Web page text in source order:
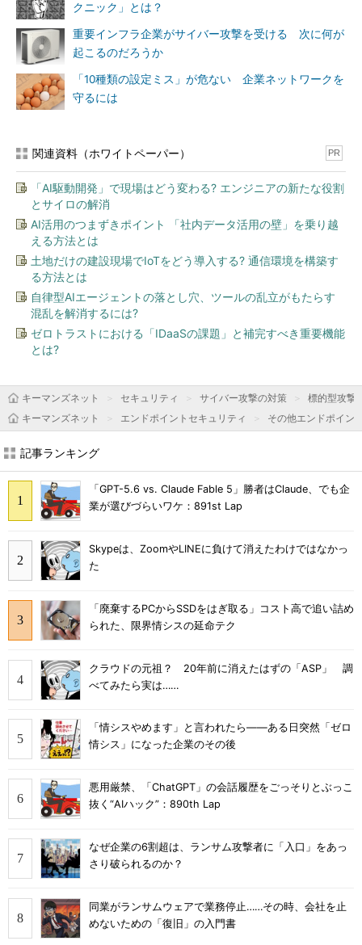
クニック」とは？
重要インフラ企業がサイバー攻撃を受ける 次に何が
起こるのだろうか
「10種類の設定ミス」が危ない 企業ネットワークを
守るには
関連資料（ホワイトペーパー） PR
「AI駆動開発」で現場はどう変わる? エンジニアの新たな役割
とサイロの解消
AI活用のつまずきポイント 「社内データ活用の壁」を乗り越
える方法とは
土地だけの建設現場でIoTをどう導入する? 通信環境を構築す
る方法とは
自律型AIエージェントの落とし穴、ツールの乱立がもたらす
混乱を解消するには?
ゼロトラストにおける「IDaaSの課題」と補完すべき重要機能
とは?
キーマンズネット セキュリティ サイバー攻撃の対策
標的型攻撃
キーマンズネット
エンドポイントセキュリティ その他エンドポイン
記事ランキング
「GPT-5.6 vs. Claude Fable 5」勝者はClaude、でも企
業が選びづらいワケ：891st Lap
Skypeは、ZoomやLINEに負けて消えたわけではなかっ
た
「廃棄するPCからSSDをはぎ取る」コスト高で追い詰め
られた、限界情シスの延命テク
クラウドの元祖？ 20年前に消えたはずの「ASP」 調
べてみたら実は……
「情シスやめます」と言われたら――ある日突然「ゼロ
情シス」になった企業のその後
悪用厳禁、「ChatGPT」の会話履歴をごっそりとぶっこ
抜く“AIハック”：890th Lap
なぜ企業の6割超は、ランサム攻撃者に「入口」をあっ
さり破られるのか？
同業がランサムウェアで業務停止……その時、会社を止
めないための「復旧」の入門書